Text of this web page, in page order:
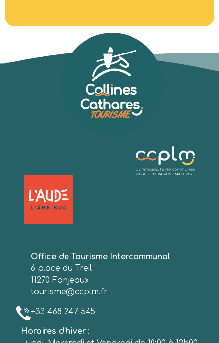
Office de Tourisme Intercommunal
6 place du Treil
11270 Fanjeaux
tourisme@ccplm.fr
+33 468 247 545
Horaires d’hiver :